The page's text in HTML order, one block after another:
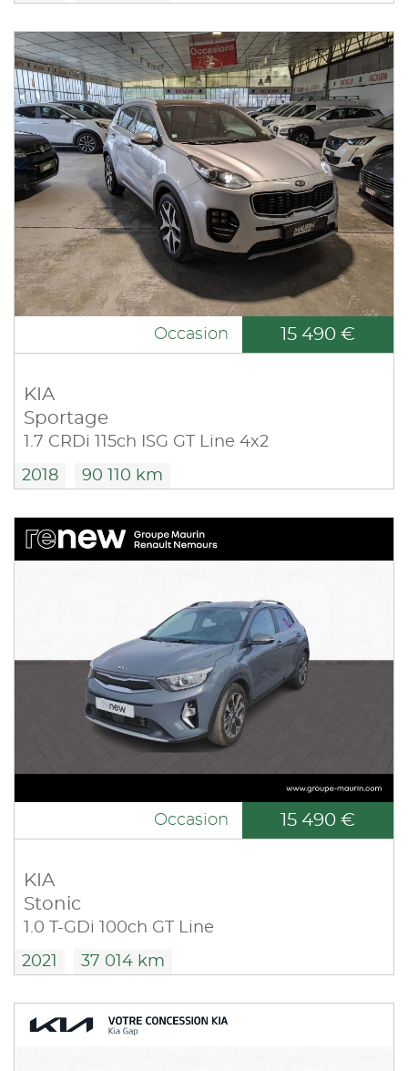
Occasion 15 490 €
KIA
Sportage
1.7 CRDi 115ch ISG GT Line 4x2
2018 90 110 km
Occasion 15 490 €
KIA
Stonic
1.0 T-GDi 100ch GT Line
2021 37 014 km